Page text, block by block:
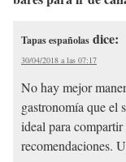
Tapas españolas dice:
30/04/2018 a las 07:17
No hay mejor
gastronomía que el
ideal para
recomendaciones.